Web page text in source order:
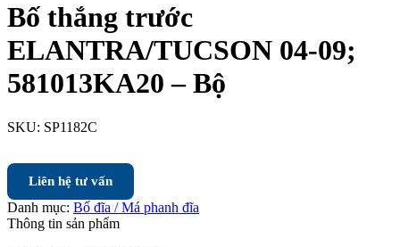
Bố thắng trước
ELANTRA/TUCSON 04-09;
581013KA20 – Bộ
SKU: SP1182C
Liên hệ tư vấn
Danh mục: Bố đĩa / Má phanh đĩa
Thông tin sản phẩm